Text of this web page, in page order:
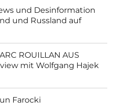
und Desinformation
und Russland auf
ROUILLAN AUS
mit Wolfgang Hajek
Farocki